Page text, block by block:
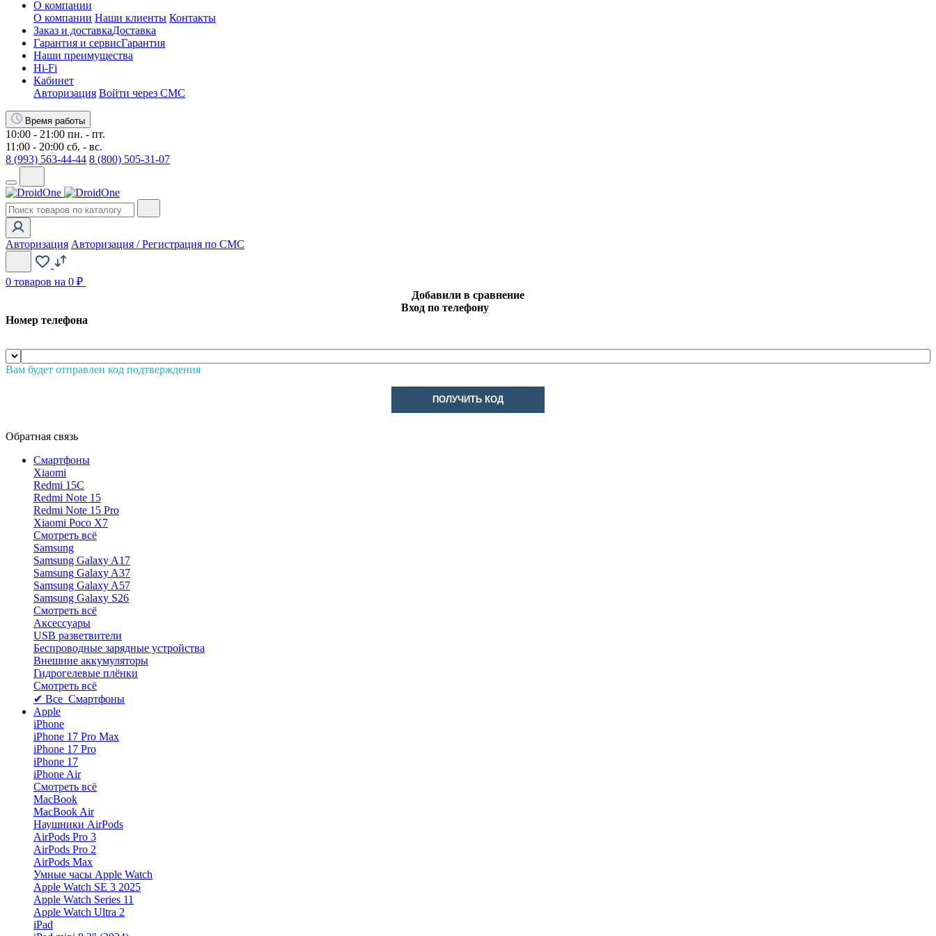
О компании
О компании Наши клиенты Контакты
Заказ и доставкаДоставка
Гарантия и сервисГарантия
Наши преимущества
Hi-Fi
Кабинет
Авторизация Войти через СМС
Время работы
10:00 - 21:00 пн. - пт.
11:00 - 20:00 сб. - вс.
8 (993) 563-44-44 8 (800) 505-31-07
Авторизация Авторизация / Регистрация по СМС
0 товаров на 0 ₽
Добавили в сравнение
Вход по телефону
Номер телефона
Вам будет отправлен код подтверждения
ПОЛУЧИТЬ КОД
Обратная связь
Смартфоны
Xiaomi
Redmi 15C
Redmi Note 15
Redmi Note 15 Pro
Xiaomi Poco X7
Смотреть всё
Samsung
Samsung Galaxy A17
Samsung Galaxy A37
Samsung Galaxy A57
Samsung Galaxy S26
Смотреть всё
Аксессуары
USB разветвители
Беспроводные зарядные устройства
Внешние аккумуляторы
Гидрогелевые плёнки
Смотреть всё
✔ Все Смартфоны
Apple
iPhone
iPhone 17 Pro Max
iPhone 17 Pro
iPhone 17
iPhone Air
Смотреть всё
MacBook
MacBook Air
Наушники AirPods
AirPods Pro 3
AirPods Pro 2
AirPods Max
Умные часы Apple Watch
Apple Watch SE 3 2025
Apple Watch Series 11
Apple Watch Ultra 2
iPad